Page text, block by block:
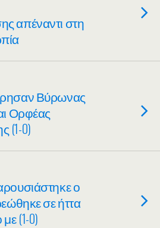
απέναντι στη
Βύρωνας
Ορφέας
(1-0)
ο
σε ήττα
(1-0)